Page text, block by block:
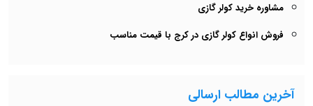
مشاوره خرید کولر گازی
فروش انواع کولر گازی در کرج با قیمت مناسب
آخرین مطالب ارسالی